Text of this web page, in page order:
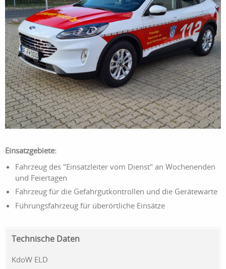
Einsatzgebiete:
Fahrzeug des "Einsatzleiter vom Dienst" an Wochenenden
und Feiertagen
Fahrzeug für die Gefahrgutkontrollen und die Gerätewarte
Führungsfahrzeug für überörtliche Einsätze
Technische Daten
KdoW ELD